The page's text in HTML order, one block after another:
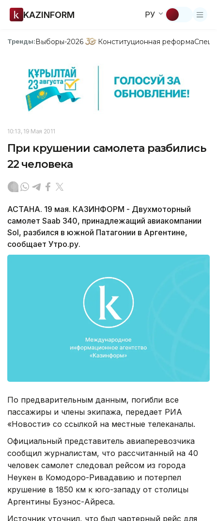
KAZINFORM РУ
Тренды:Выборы-2026 Конституционная реформа
10:13, 19 Мая 2011
При крушении самолета разбились
22 человека
АСТАНА. 19 мая. КАЗИНФОРМ - Двухмоторный
самолет Saab 340, принадлежащий авиакомпании
Sol, разбился в южной Патагонии в Аргентине,
сообщает Утро.ру.
По предварительным данным, погибли все
пассажиры и члены экипажа, передает РИА
«Новости» со ссылкой на местные телеканалы.
Официальный представитель авиаперевозчика
сообщил журналистам, что рассчитанный на 40
человек самолет следовал рейсом из города
Неукен в Комодоро-Ривадавию и потерпел
крушение в 1850 км к юго-западу от столицы
Аргентины Буэнос-Айреса.
Источник уточнил, что был чартерный рейс для